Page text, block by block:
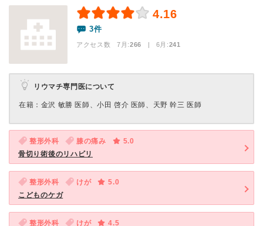
4.16
3件
アクセス数 7月:266 | 6月:241
リウマチ専門医について
在籍：金沢 敏勝 医師、小田 啓介 医師、天野 幹三 医師
整形外科 膝の痛み
5.0
骨切り術後のリハビリ
整形外科 けが
5.0
こどものケガ
整形外科 けが
4.5